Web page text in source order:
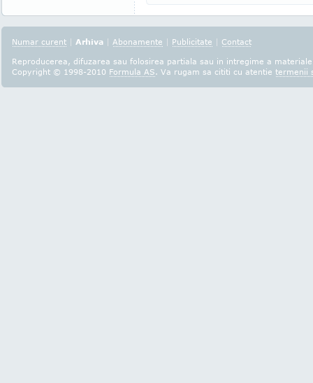
Numar curent | Arhiva | Abonamente | Publicitate | Contact
Reproducerea, difuzarea sau folosirea partiala sau in intregime a
Copyright © 1998-2010 Formula AS. Va rugam sa cititi cu atentie termenii